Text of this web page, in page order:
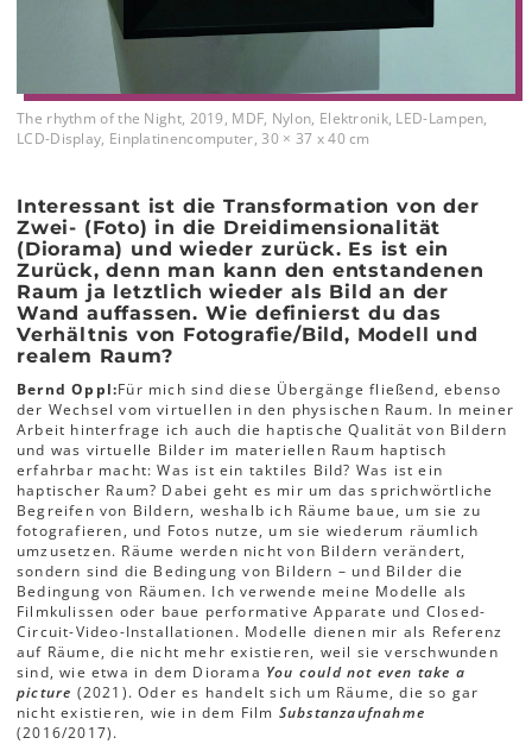
The rhythm of the Night, 2019, MDF, Nylon, Elektronik, LED-Lampen,
LCD-Display, Einplatinencomputer, 30 × 37 x 40 cm
Interessant ist die Transformation von der
Zwei- (Foto) in die Dreidimensionalität
(Diorama) und wieder zurück. Es ist ein
Zurück, denn man kann den entstandenen
Raum ja letztlich wieder als Bild an der
Wand auffassen. Wie definierst du das
Verhältnis von Fotografie/Bild, Modell und
realem Raum?
Bernd Oppl:Für mich sind diese Übergänge fließend, ebenso
der Wechsel vom virtuellen in den physischen Raum. In meiner
Arbeit hinterfrage ich auch die haptische Qualität von Bildern
und was virtuelle Bilder im materiellen Raum haptisch
erfahrbar macht: Was ist ein taktiles Bild? Was ist ein
haptischer Raum? Dabei geht es mir um das sprichwörtliche
Begreifen von Bildern, weshalb ich Räume baue, um sie zu
fotografieren, und Fotos nutze, um sie wiederum räumlich
umzusetzen. Räume werden nicht von Bildern verändert,
sondern sind die Bedingung von Bildern – und Bilder die
Bedingung von Räumen. Ich verwende meine Modelle als
Filmkulissen oder baue performative Apparate und Closed-
Circuit-Video-Installationen. Modelle dienen mir als Referenz
auf Räume, die nicht mehr existieren, weil sie verschwunden
sind, wie etwa in dem Diorama You could not even take a
picture (2021). Oder es handelt sich um Räume, die so gar
nicht existieren, wie in dem Film Substanzaufnahme
(2016/2017).